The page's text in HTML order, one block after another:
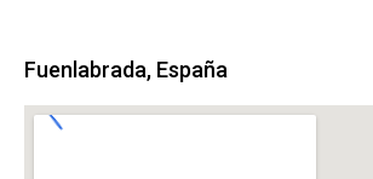
Fuenlabrada, España